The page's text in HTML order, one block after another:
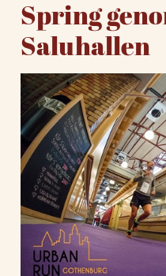
Spring
Saluhallen